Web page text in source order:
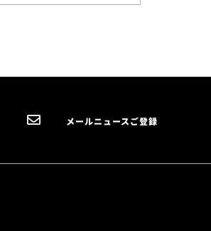
メールニュースご登録